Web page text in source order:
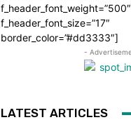
f_header_font_weight=”500″
f_header_font_size=”17″
border_color=”#dd3333″]
-
LATEST ARTICLES